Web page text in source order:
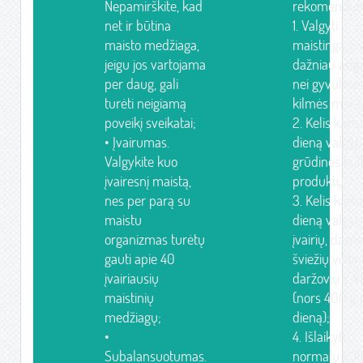
Nepamirškite, kad
net ir būtina
maisto medžiaga,
jeigu jos vartojama
per daug, gali
turėti neigiamą
poveikį sveikatai;
• Įvairumas.
Valgykite kuo
įvairesnį maistą,
nes per parą su
maistu
organizmas turėtų
gauti apie 40
įvairiausių
maistinių
medžiagų;
•
Subalansuotumas.
1. Valgyti
maistingą,
dažniau
nei gyvulinės
kilmės
2. Kelis
dieną valgyti
grūdinės
produktų;
3. Kelis
dieną valgyti
įvairių,
šviežių
daržovių ir
(nors 400 g
dieną);
4. Išlaikyti
normalų